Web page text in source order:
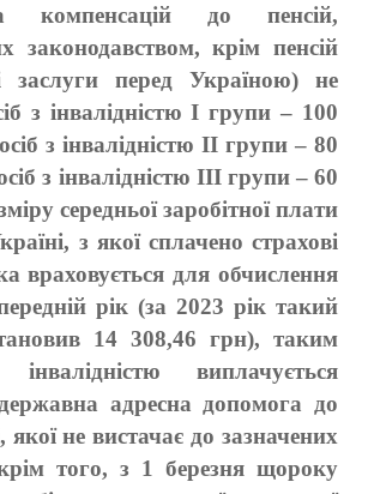
компенсацій до пенсій,
законодавством, крім пенсій
заслуги перед Україною) не
з інвалідністю I групи – 100
з інвалідністю II групи – 80
з інвалідністю III групи – 60
середньої заробітної плати
з якої сплачено страхові
враховується для обчислення
рік (за 2023 рік такий
14 308,46 грн), таким
виплачується
адресна допомога до
якої не вистачає до зазначених
того, з 1 березня щороку